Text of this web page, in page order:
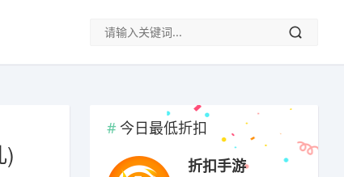
)
今日最低折扣
折扣手游